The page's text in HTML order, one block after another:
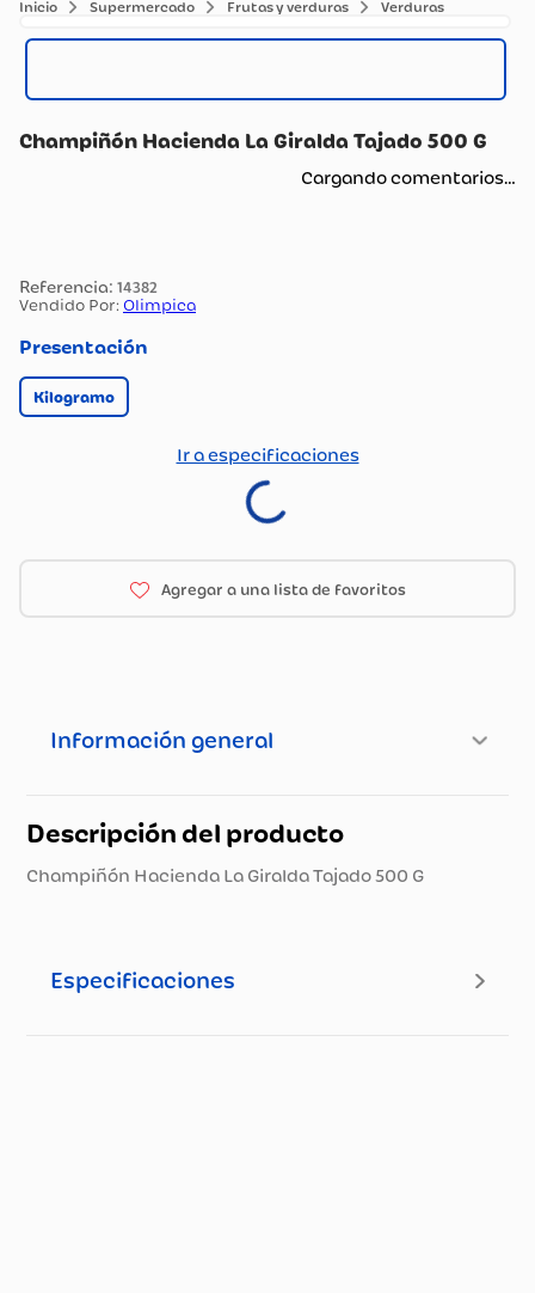
Supermercado Frutas y verduras Verduras
Champiñón Hacienda La Giralda Tajado 500 G
Cargando comentarios…
: 14382
Vendido Por: Olimpica
Presentación
Kilogramo
Ir a especificaciones
Información general
Descripción del producto
Champiñón Hacienda La Giralda Tajado 500 G
Especificaciones